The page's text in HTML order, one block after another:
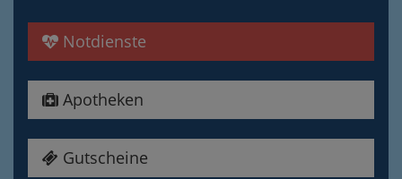
Notdienste
Apotheken
Gutscheine